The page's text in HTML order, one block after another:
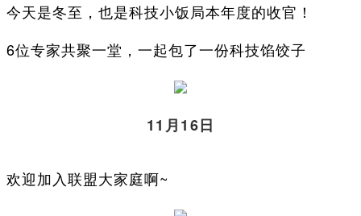
今天是冬至，也是科技小饭局本年度的收官！
6位专家共聚一堂，一起包了一份科技馅饺子
11月16日
欢迎加入联盟大家庭啊~